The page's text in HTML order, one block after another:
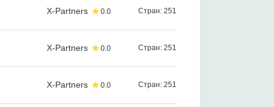
X-Partners 0.0 Стран: 251
X-Partners 0.0 Стран: 251
X-Partners 0.0 Стран: 251